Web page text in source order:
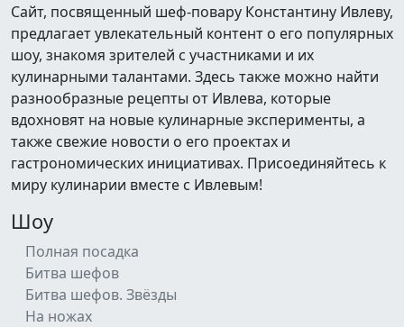
Сайт, посвященный шеф-повару Константину Ивлеву,
предлагает увлекательный контент о его популярных
шоу, знакомя зрителей с участниками и их
кулинарными талантами. Здесь также можно найти
разнообразные рецепты от Ивлева, которые
вдохновят на новые кулинарные эксперименты, а
также свежие новости о его проектах и
гастрономических инициативах. Присоединяйтесь к
миру кулинарии вместе с Ивлевым!
Шоу
Полная посадка
Битва шефов
Битва шефов. Звёзды
На ножах